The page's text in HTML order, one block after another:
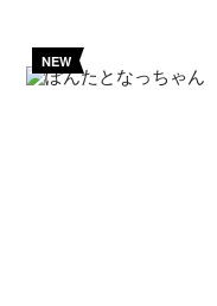
NEW